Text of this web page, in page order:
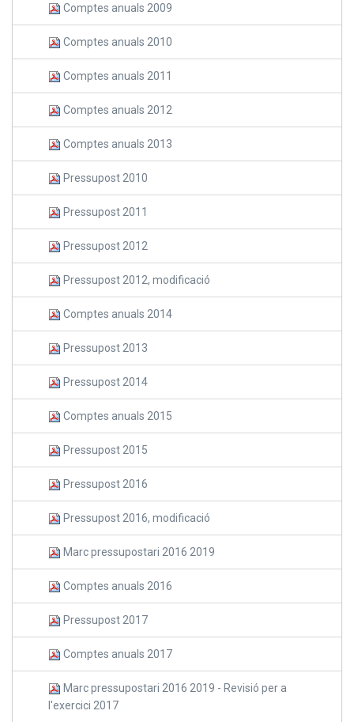
Comptes anuals 2009
Comptes anuals 2010
Comptes anuals 2011
Comptes anuals 2012
Comptes anuals 2013
Pressupost 2010
Pressupost 2011
Pressupost 2012
Pressupost 2012, modificació
Comptes anuals 2014
Pressupost 2013
Pressupost 2014
Comptes anuals 2015
Pressupost 2015
Pressupost 2016
Pressupost 2016, modificació
Marc pressupostari 2016 2019
Comptes anuals 2016
Pressupost 2017
Comptes anuals 2017
Marc pressupostari 2016 2019 - Revisió per a
l'exercici 2017